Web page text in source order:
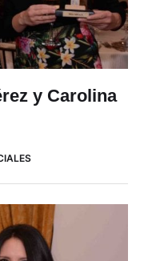
y Carolina